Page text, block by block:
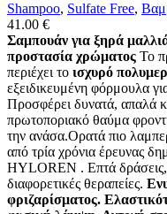
Shampoo, Sulfate Free,
41.00 €
Σαμπουάν για ξηρά
προστασία χρώματος Το
περιέχει το ισχυρό
εξειδικευμένη φόρμουλα
Προσφέρει δυνατά, απαλά
πρωτοποριακό θαύμα
την ανάσα.Ορατά πιο
από τρία χρόνια έρευνας
HYLOREN . Επτά δράσεις,
διαφορετικές θεραπείες.
φριζαρίσματος.